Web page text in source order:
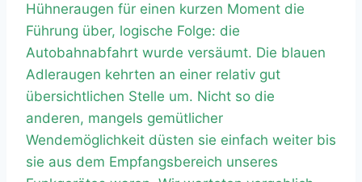
Hühneraugen für einen kurzen Moment die
Führung über, logische Folge: die
Autobahnabfahrt wurde versäumt. Die blauen
Adleraugen kehrten an einer relativ gut
übersichtlichen Stelle um. Nicht so die
anderen, mangels gemütlicher
Wendemöglichkeit düsten sie einfach weiter bis
sie aus dem Empfangsbereich unseres